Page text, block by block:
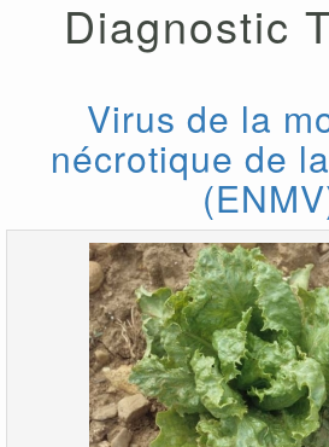
Diagnostic
Virus de la
nécrotique de